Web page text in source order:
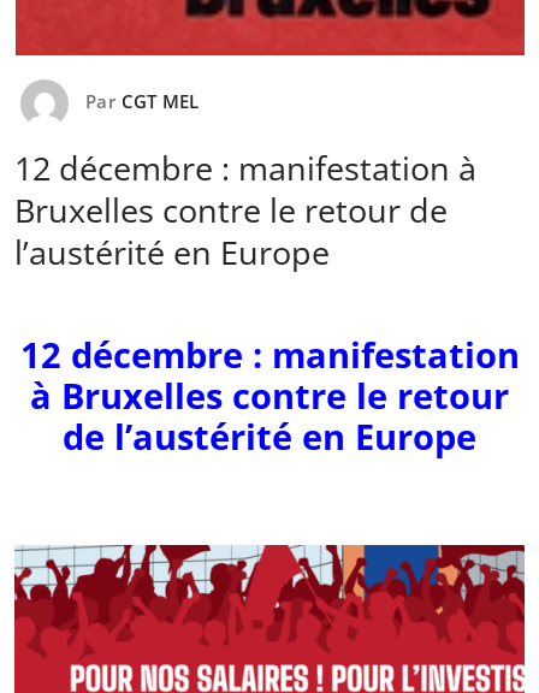
Par CGT MEL
12 décembre : manifestation à
Bruxelles contre le retour de
l’austérité en Europe
12 décembre : manifestation
à Bruxelles contre le retour
de l’austérité en Europe